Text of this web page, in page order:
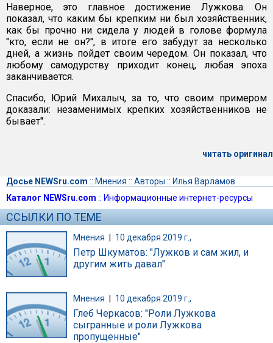
Наверное, это главное достижение Лужкова. Он
показал, что каким бы крепким ни был хозяйственник,
как бы прочно ни сидела у людей в голове формула
"кто, если не он?", в итоге его забудут за несколько
дней, а жизнь пойдет своим чередом. Он показал, что
любому самодурству приходит конец, любая эпоха
заканчивается.
Спасибо, Юрий Михалыч, за то, что своим примером
доказали: незаменимых крепких хозяйственников не
бывает".
читать оригинал
Досье NEWSru.com :: Мнения :: Авторы :: Илья Варламов
Каталог NEWSru.com :: Информационные интернет-ресурсы
ССЫЛКИ ПО ТЕМЕ
Мнения | 10 декабря 2019 г.,
Петр Шкуматов: "Лужков и сам жил, и
другим жить давал"
Мнения 10 декабря 2019 г.,
Глеб Черкасов: "Роли Лужкова
сыгранные и роли Лужкова
пропущенные"